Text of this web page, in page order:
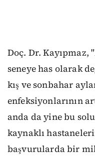
Doç. Dr. Kayıpmaz,
seneye has olarak
kış ve sonbahar
enfeksiyonlarının
anda da yine bu
kaynaklı
başvurularda bir